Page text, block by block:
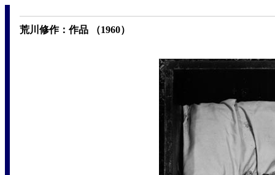
荒川修作：作品 （1960）